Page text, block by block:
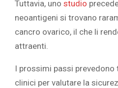
Tuttavia, uno studio
neoantigeni si trovano
cancro ovarico, il che li
attraenti.
I prossimi passi
clinici per valutare la